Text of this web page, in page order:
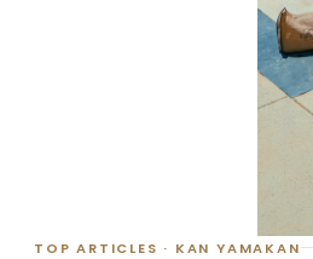
TOP ARTICLES · KAN YAMAKAN